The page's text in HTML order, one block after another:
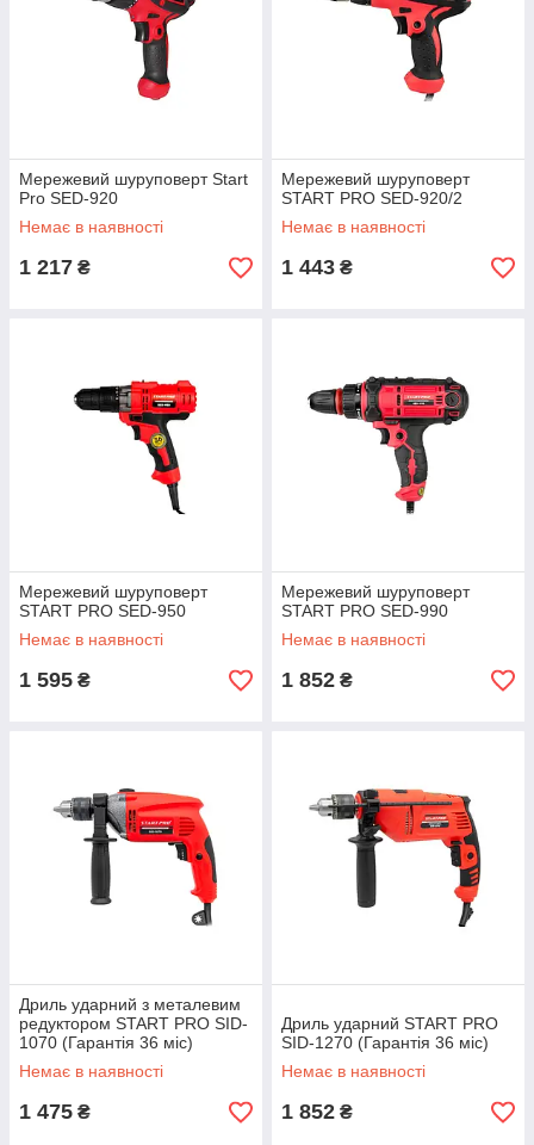
Мережевий шуруповерт Start
Pro SED-920
Немає в наявності
1 217 ₴
Мережевий шуруповерт
START PRO SED-920/2
Немає в наявності
1 443 ₴
Мережевий шуруповерт
START PRO SED-950
Немає в наявності
1 595 ₴
Мережевий шуруповерт
START PRO SED-990
Немає в наявності
1 852 ₴
Дриль ударний з металевим
редуктором START PRO SID-
1070 (Гарантія 36 міс)
Немає в наявності
1 475 ₴
Дриль ударний START PRO
SID-1270 (Гарантія 36 міс)
Немає в наявності
1 852 ₴